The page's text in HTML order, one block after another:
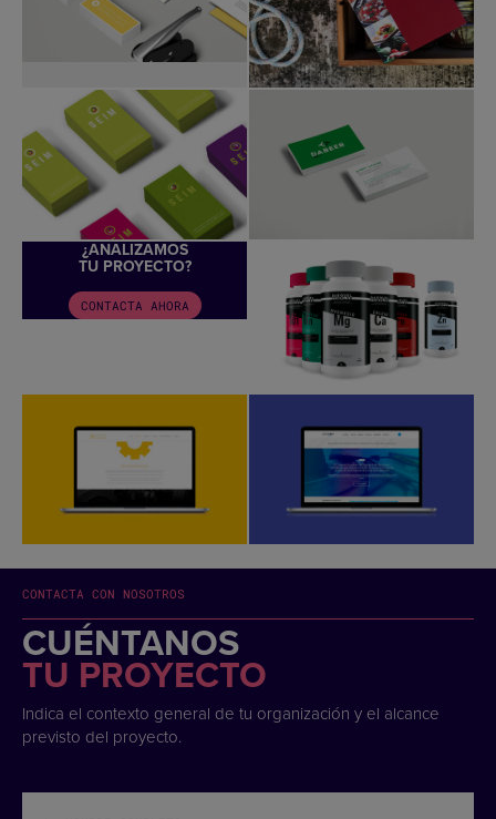
¿ANALIZAMOS
TU PROYECTO?
CONTACTA AHORA
CONTACTA CON NOSOTROS
CUÉNTANOS
TU PROYECTO
Indica el contexto general de tu organización y el alcance
previsto del proyecto.